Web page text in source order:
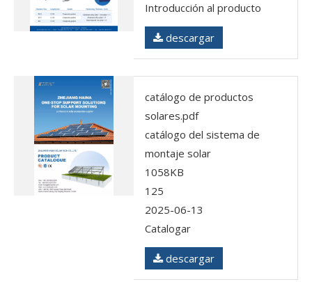
Introducción al producto
descargar
catálogo de productos
solares.pdf
catálogo del sistema de
montaje solar
1058KB
125
2025-06-13
Catalogar
descargar